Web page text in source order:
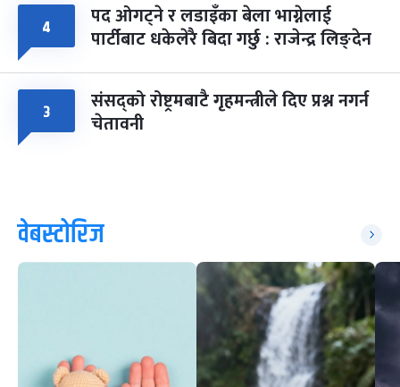
४ पद ओगट्ने र लडाइँका बेला भाग्नेलाई
पार्टीबाट धकेलेरै बिदा गर्छु : राजेन्द्र लिङ्देन
३ संसद्को रोष्ट्रमबाटै गृहमन्त्रीले दिए प्रश्न नगर्न
चेतावनी
वेबस्टोरिज